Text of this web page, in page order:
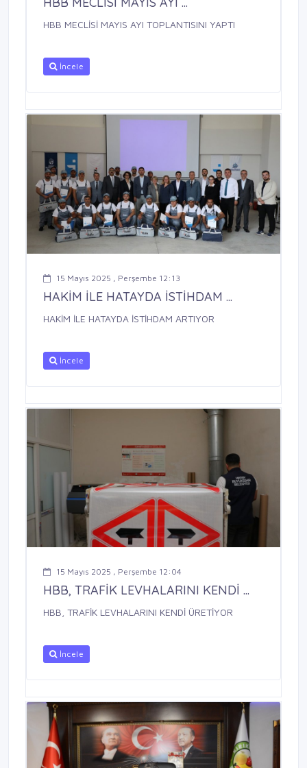
HBB MECLİSİ MAYIS AYI TOPLANTISINI YAPTI
İncele
15 Mayıs 2025 , Perşembe 12:13
HAKİM İLE HATAYDA İSTİHDAM ...
HAKİM İLE HATAYDA İSTİHDAM ARTIYOR
İncele
15 Mayıs 2025 , Perşembe 12:04
HBB, TRAFİK LEVHALARINI KENDİ ...
HBB, TRAFİK LEVHALARINI KENDİ ÜRETİYOR
İncele